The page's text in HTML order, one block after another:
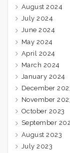
August 2024
July 2024
June 2024
May 2024
April 2024
March 2024
January 2024
December
November
October 2023
September
August 2023
July 2023